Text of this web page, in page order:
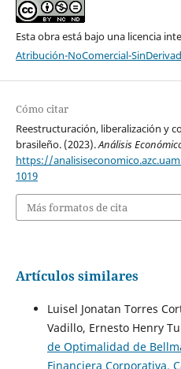
Esta obra está bajo una licencia
Atribución-NoComercial-
Cómo citar
Reestructuración, liberalización y
brasileño. (2023).Análisis
https://
1019
Más formatos de cita
Artículos similares
Luisel Jonatan Torres
Vadillo, Ernesto Henry
de Optimalidad de
Financiera Corporativa.